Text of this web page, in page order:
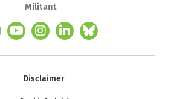
Militant
Disclaimer